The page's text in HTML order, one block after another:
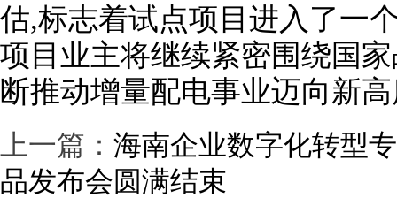
估,标志着试点项目进入了一
项目业主将继续紧密围绕国
断推动增量配电事业迈向新
上一篇： 海南企业数字化转型
品发布会圆满结束